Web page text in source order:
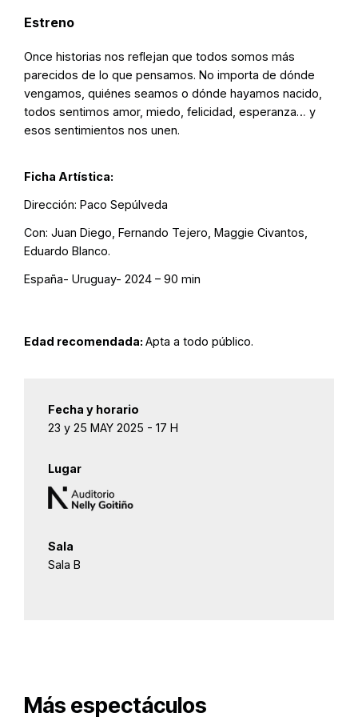
Estreno
Once historias nos reflejan que todos somos más
parecidos de lo que pensamos. No importa de dónde
vengamos, quiénes seamos o dónde hayamos nacido,
todos sentimos amor, miedo, felicidad, esperanza… y
esos sentimientos nos unen.
Ficha Artística:
Dirección: Paco Sepúlveda
Con: Juan Diego, Fernando Tejero, Maggie Civantos,
Eduardo Blanco.
España- Uruguay- 2024 – 90 min
Edad recomendada: Apta a todo público.
Fecha y horario
23 y 25 MAY 2025 - 17 H
Lugar
Sala
Sala B
Más espectáculos